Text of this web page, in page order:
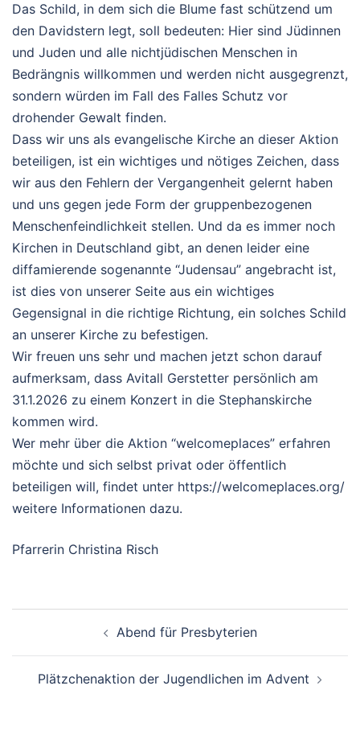
Das Schild, in dem sich die Blume fast schützend um
den Davidstern legt, soll bedeuten: Hier sind Jüdinnen
und Juden und alle nichtjüdischen Menschen in
Bedrängnis willkommen und werden nicht ausgegrenzt,
sondern würden im Fall des Falles Schutz vor
drohender Gewalt finden.
Dass wir uns als evangelische Kirche an dieser Aktion
beteiligen, ist ein wichtiges und nötiges Zeichen, dass
wir aus den Fehlern der Vergangenheit gelernt haben
und uns gegen jede Form der gruppenbezogenen
Menschenfeindlichkeit stellen. Und da es immer noch
Kirchen in Deutschland gibt, an denen leider eine
diffamierende sogenannte “Judensau” angebracht ist,
ist dies von unserer Seite aus ein wichtiges
Gegensignal in die richtige Richtung, ein solches Schild
an unserer Kirche zu befestigen.
Wir freuen uns sehr und machen jetzt schon darauf
aufmerksam, dass Avitall Gerstetter persönlich am
31.1.2026 zu einem Konzert in die Stephanskirche
kommen wird.
Wer mehr über die Aktion “welcomeplaces” erfahren
möchte und sich selbst privat oder öffentlich
beteiligen will, findet unter https://welcomeplaces.org/
weitere Informationen dazu.
Pfarrerin Christina Risch
Abend für Presbyterien
Plätzchenaktion der Jugendlichen im Advent